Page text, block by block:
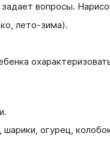
вопросы.
лето-зима).
огурец,